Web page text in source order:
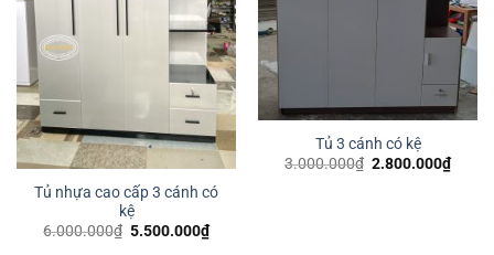
Tủ nhựa cao cấp 3 cánh có
kệ
6.000.000₫ Giá
5.500.000₫Giá
hiện
Tủ 3 cánh có kệ
3.000.000₫ Giá
2.800.000₫Giá
hiện